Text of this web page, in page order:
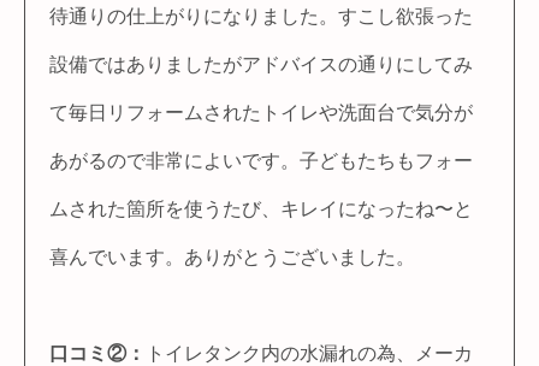
待通りの仕上がりになりました。すこし欲張った
設備ではありましたがアドバイスの通りにしてみ
て毎日リフォームされたトイレや洗面台で気分が
あがるので非常によいです。子どもたちもフォー
ムされた箇所を使うたび、キレイになったね〜と
喜んでいます。ありがとうございました。
口コミ②： トイレタンク内の水漏れの為、メーカ